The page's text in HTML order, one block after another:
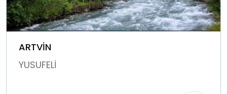
ARTVİN
YUSUFELİ